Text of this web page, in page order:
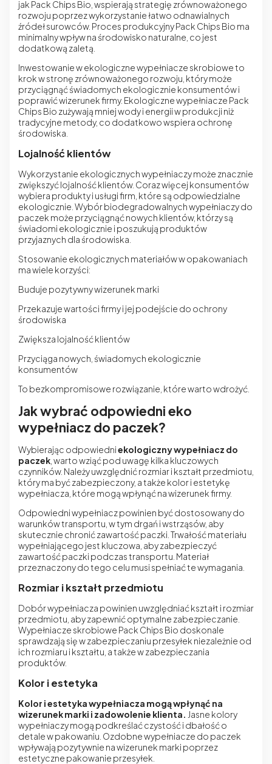
jak Pack Chips Bio, wspierają strategię zrównoważonego
rozwoju poprzez wykorzystanie łatwo odnawialnych
źródeł surowców. Proces produkcyjny Pack Chips Bio ma
minimalny wpływ na środowisko naturalne, co jest
dodatkową zaletą.
Inwestowanie w ekologiczne wypełniacze skrobiowe to
krok w stronę zrównoważonego rozwoju, który może
przyciągnąć świadomych ekologicznie konsumentów i
poprawić wizerunek firmy. Ekologiczne wypełniacze Pack
Chips Bio zużywają mniej wody i energii w produkcji niż
tradycyjne metody, co dodatkowo wspiera ochronę
środowiska.
Lojalność klientów
Wykorzystanie ekologicznych wypełniaczy może znacznie
zwiększyć lojalność klientów. Coraz więcej konsumentów
wybiera produkty i usługi firm, które są odpowiedzialne
ekologicznie. Wybór biodegradowalnych wypełniaczy do
paczek może przyciągnąć nowych klientów, którzy są
świadomi ekologicznie i poszukują produktów
przyjaznych dla środowiska.
Stosowanie ekologicznych materiałów w opakowaniach
ma wiele korzyści:
Buduje pozytywny wizerunek marki
Przekazuje wartości firmy i jej podejście do ochrony
środowiska
Zwiększa lojalność klientów
Przyciąga nowych, świadomych ekologicznie
konsumentów
To bezkompromisowe rozwiązanie, które warto wdrożyć.
Jak wybrać odpowiedni eko
wypełniacz do paczek?
Wybierając odpowiedniekologiczny wypełniacz do
paczek, warto wziąć pod uwagę kilka kluczowych
czynników. Należy uwzględnić rozmiar i kształt przedmiotu,
który ma być zabezpieczony, a także kolor i estetykę
wypełniacza, które mogą wpłynąć na wizerunek firmy.
Odpowiedni wypełniacz powinien być dostosowany do
warunków transportu, w tym drgań i wstrząsów, aby
skutecznie chronić zawartość paczki. Trwałość materiału
wypełniającego jest kluczowa, aby zabezpieczyć
zawartość paczki podczas transportu. Materiał
przeznaczony do tego celu musi spełniać te wymagania.
Rozmiar i kształt przedmiotu
Dobór wypełniacza powinien uwzględniać kształt i rozmiar
przedmiotu, aby zapewnić optymalne zabezpieczanie.
Wypełniacze skrobiowe Pack Chips Bio doskonale
sprawdzają się w zabezpieczaniu przesyłek niezależnie od
ich rozmiaru i kształtu, a także w zabezpieczania
produktów.
Kolor i estetyka
Kolor i estetyka wypełniacza mogą wpłynąć na
wizerunek marki i zadowolenie klienta. Jasne kolory
wypełniaczy mogą podkreślać czystość i dbałość o
detale w pakowaniu. Ozdobne wypełniacze do paczek
wpływają pozytywnie na wizerunek marki poprzez
estetyczne pakowanie przesyłek.